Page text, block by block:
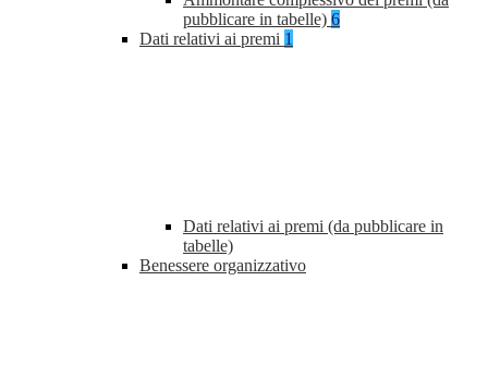
pubblicare in tabelle) 6
Dati relativi ai premi 1
Dati relativi ai premi (da pubblicare in
tabelle)
Benessere organizzativo